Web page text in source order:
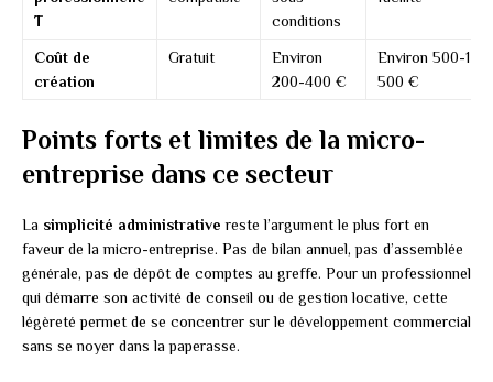
T
conditions
Coût de
création
Gratuit
Environ
200-400 €
Environ 500-1
500 €
Points forts et limites de la micro-
entreprise dans ce secteur
La simplicité administrative reste l’argument le plus fort en
faveur de la micro-entreprise. Pas de bilan annuel, pas d’assemblée
générale, pas de dépôt de comptes au greffe. Pour un professionnel
qui démarre son activité de conseil ou de gestion locative, cette
légèreté permet de se concentrer sur le développement commercial
sans se noyer dans la paperasse.